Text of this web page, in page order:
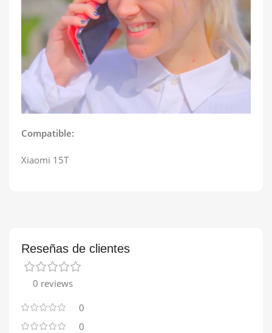
Compatible:
Xiaomi 15T
Reseñas de clientes
0 reviews
0
0